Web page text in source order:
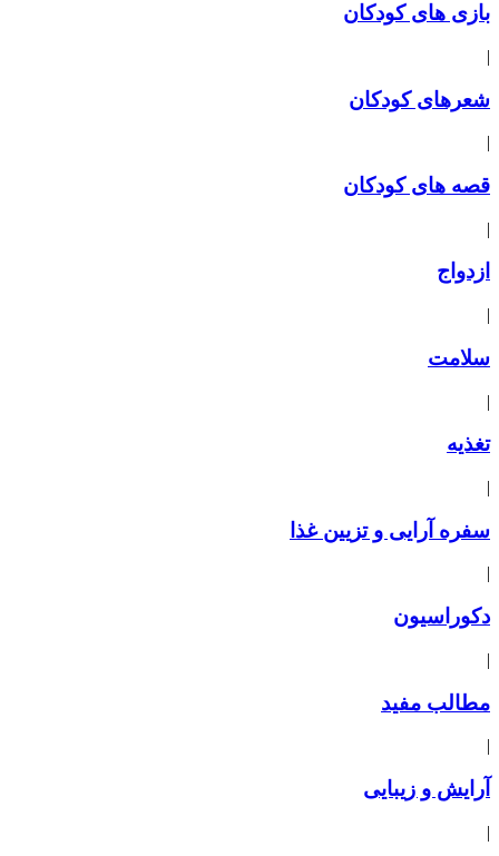
بازی های کودکان
|
شعرهای کودکان
|
قصه های کودکان
|
ازدواج
|
سلامت
|
تغذیه
|
سفره آرایی و تزیین غذا
|
دکوراسیون
|
مطالب مفید
|
آرایش و زیبایی
|